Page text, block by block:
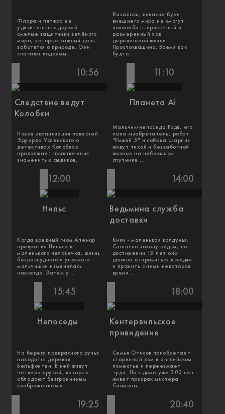
Флора и пятеро ее
удивительных друзей -
смелые защитники зелёного
мира, которые каждый день
заботятся о природе. Они
спасают водоемы,...
Казалось, никакие бури
внешнего мира не смогут
поколебать привычный и
размеренный ход
деревенской жизни
Простоквашино. Время как
будто...
10:56
Следствие ведут
Колобки
Новая экранизация повестей
Эдуарда Успенского о
детективах Колобках
продолжает приключения
знаменитых сыщиков.
11:10
Планета Ai
Мальчик-непоседа Родя, его
папа-изобретатель, робот
"Рыжий 5" и собака Шарпик
живут тихой и беззаботной
жизнью на небольшом
спутнике...
12:00
Нильс
Когда вредный гном Атенор
превратил Нильса в
маленького человечка, жизнь
безрассудного и упрямого
мальчишки изменилась
навсегда. Затем у...
14:00
Ведьмина служба
доставки
Кики - маленькая колдунья.
Согласно закону ведьм, по
достижении 13 лет она
должна отправиться к людям
и прожить с ними некоторое
время...
15:45
Непоседы
На берегу прекрасного ручья
находится деревня
Бельфонтен. В ней живут
четверо друзей, которые
обладают безграничным
воображением и...
18:00
Кентервильское
привидение
Семья Отисов приобретает
старинный дом в английском
поместье и переезжает
туда. Но в доме уже 300 лет
живет призрак мистера
Саймона,...
19:25 20:40